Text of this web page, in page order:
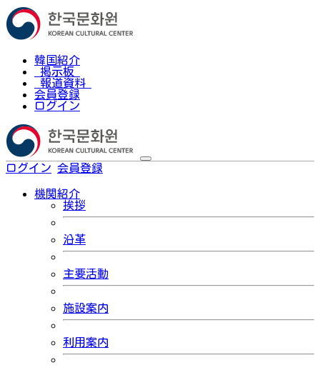
韓国紹介
掲示板
報道資料
会員登録
ログイン
ログイン 会員登録
機関紹介
挨拶
沿革
主要活動
施設案内
利用案内